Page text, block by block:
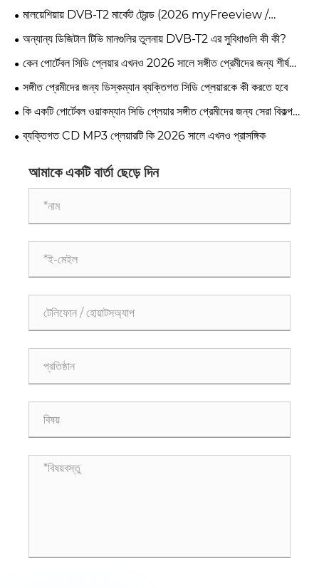
মালয়েশিয়ায় DVB-T2 মার্কেট ট্রেন্ড (2026 myFreeview /
MYTV)
অন্যান্য ডিজিটাল টিভি মানগুলির তুলনায় DVB-T2 এর সুবিধাগুলি কী কী?
কেন পোর্টেবল সিডি প্লেয়ার এখনও 2026 সালে সঙ্গীত প্রেমীদের জন্য শীর্ষ
পছন্দ?
সঙ্গীত প্রেমীদের জন্য ডিস্কম্যান ব্যক্তিগত সিডি প্লেয়ারকে কী করতে হবে
কি একটি পোর্টেবল ওয়াকম্যান সিডি প্লেয়ার সঙ্গীত প্রেমীদের জন্য সেরা বিকল্প
করে তোলে
ব্যক্তিগত CD MP3 প্লেয়ারটি কি 2026 সালে এখনও প্রাসঙ্গিক
আমাকে একটি বার্তা ছেড়ে দিন